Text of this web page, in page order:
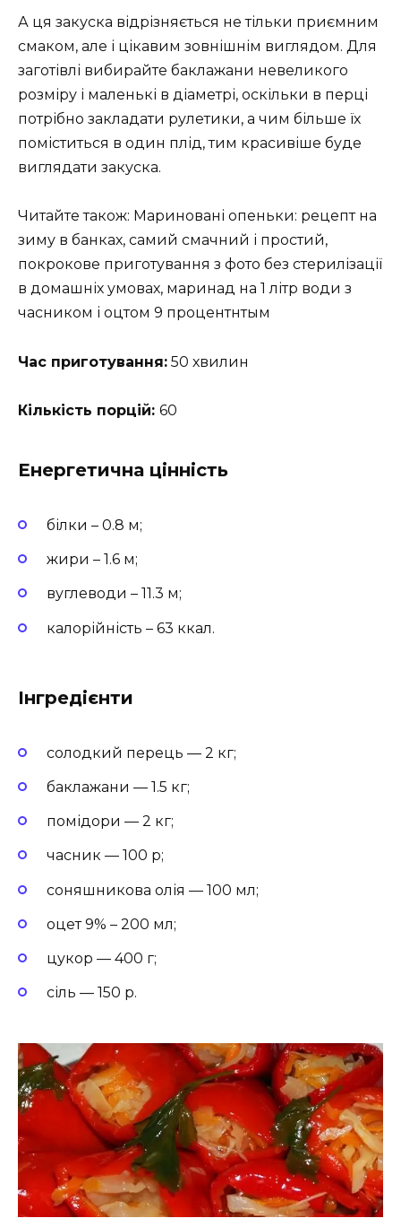
А ця закуска відрізняється не тільки приємним
смаком, але і цікавим зовнішнім виглядом. Для
заготівлі вибирайте баклажани невеликого
розміру і маленькі в діаметрі, оскільки в перці
потрібно закладати рулетики, а чим більше їх
поміститься в один плід, тим красивіше буде
виглядати закуска.
Читайте також: Мариновані опеньки: рецепт на
зиму в банках, самий смачний і простий,
покрокове приготування з фото без стерилізації
в домашніх умовах, маринад на 1 літр води з
часником і оцтом 9 процентнтым
Час приготування: 50 хвилин
Кількість порцій: 60
Енергетична цінність
білки – 0.8 м;
жири – 1.6 м;
вуглеводи – 11.3 м;
калорійність – 63 ккал.
Інгредієнти
солодкий перець — 2 кг;
баклажани — 1.5 кг;
помідори — 2 кг;
часник — 100 р;
соняшникова олія — 100 мл;
оцет 9% – 200 мл;
цукор — 400 г;
сіль — 150 р.